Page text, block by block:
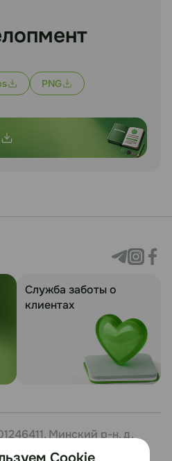
PNG
Служба заботы о
клиентах
Минский р-н, д.